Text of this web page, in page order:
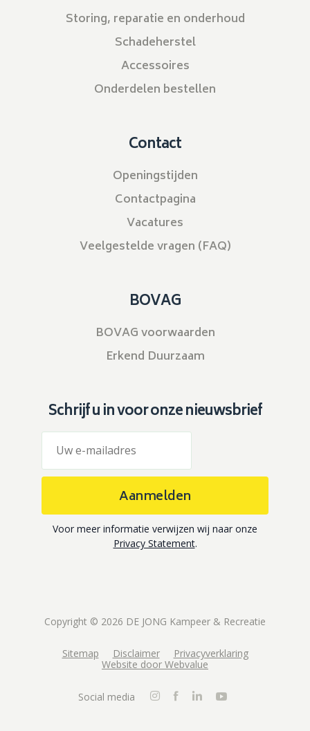
Storing, reparatie en onderhoud
Schadeherstel
Accessoires
Onderdelen bestellen
Contact
Openingstijden
Contactpagina
Vacatures
Veelgestelde vragen (FAQ)
BOVAG
BOVAG voorwaarden
Erkend Duurzaam
Schrijf u in voor onze nieuwsbrief
Aanmelden
Voor meer informatie verwijzen wij naar onze
Privacy Statement.
Copyright © 2026 DE JONG Kampeer & Recreatie
Sitemap Disclaimer
Privacyverklaring
Website door Webvalue
Social media